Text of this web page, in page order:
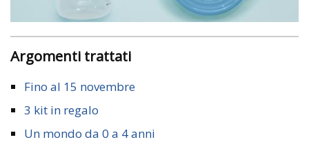
Argomenti trattati
Fino al 15 novembre
3 kit in regalo
Un mondo da 0 a 4 anni